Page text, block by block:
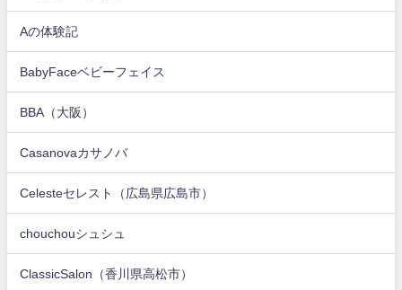
Aの体験記
BabyFaceベビーフェイス
BBA（大阪）
Casanovaカサノバ
Celesteセレスト（広島県広島市）
chouchouシュシュ
ClassicSalon（香川県高松市）